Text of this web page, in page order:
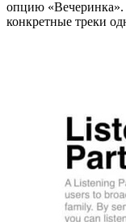
опцию
конкретные треки